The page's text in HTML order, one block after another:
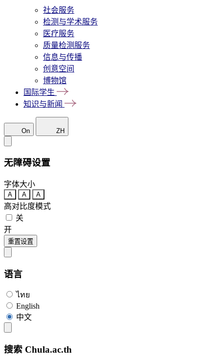
社会服务
检测与学术服务
医疗服务
质量检测服务
信息与传播
创意空间
博物馆
国际学生
知识与新闻
On ZH
无障碍设置
字体大小
A A A
高对比度模式
关
开
重置设置
语言
ไทย
English
中文
搜索 Chula.ac.th